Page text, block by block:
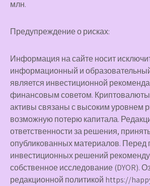
млн.
Предупреждение о рисках:
Информация на сайте носит
информационный и
является инвестиционной
финансовым советом.
активы связаны с высоким уровнем
возможную потерю капитала.
ответственности за решения,
опубликованных материалов. Перед
инвестиционных решений
собственное исследование (DYOR).
редакционной политикой https://